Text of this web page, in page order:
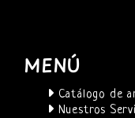
MENÚ
Catálogo de
Nuestros